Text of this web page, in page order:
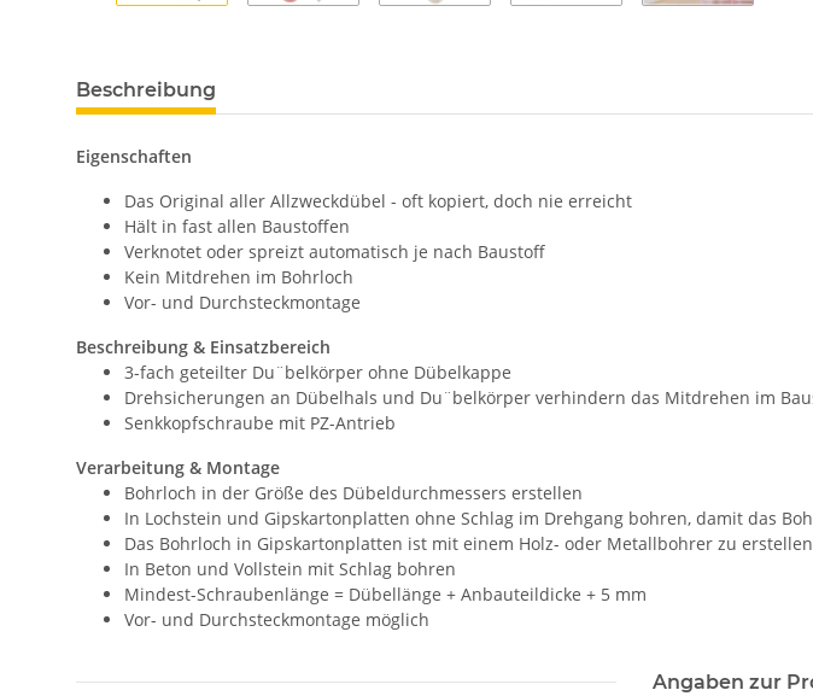
Beschreibung
Eigenschaften
Das Original aller Allzweckdübel - oft kopiert, doch nie erreicht
Hält in fast allen Baustoffen
Verknotet oder spreizt automatisch je nach Baustoff
Kein Mitdrehen im Bohrloch
Vor- und Durchsteckmontage
Beschreibung & Einsatzbereich
3-fach geteilter Du¨belkörper ohne Dübelkappe
Drehsicherungen an Dübelhals und Du¨belkörper verhindern das Mitdrehen im
Senkkopfschraube mit PZ-Antrieb
Verarbeitung & Montage
Bohrloch in der Größe des Dübeldurchmessers erstellen
In Lochstein und Gipskartonplatten ohne Schlag im Drehgang bohren, damit das
Das Bohrloch in Gipskartonplatten ist mit einem Holz- oder Metallbohrer zu erstellen
In Beton und Vollstein mit Schlag bohren
Mindest-Schraubenlänge = Dübellänge + Anbauteildicke + 5 mm
Vor- und Durchsteckmontage möglich
Angaben zur